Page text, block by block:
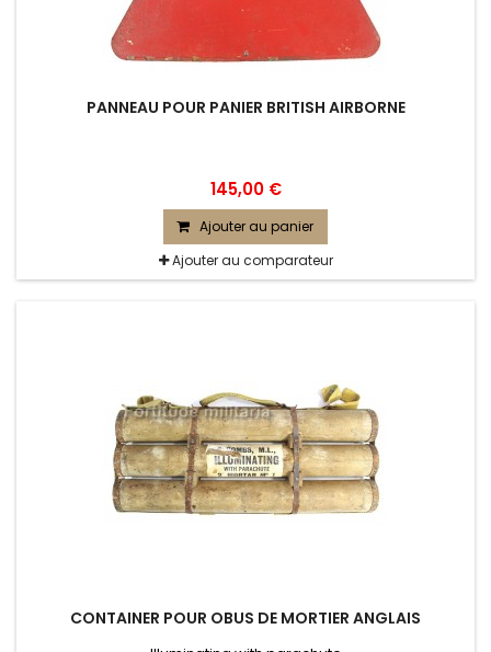
PANNEAU POUR PANIER BRITISH AIRBORNE
145,00 €
Ajouter au panier
Ajouter au comparateur
CONTAINER POUR OBUS DE MORTIER ANGLAIS